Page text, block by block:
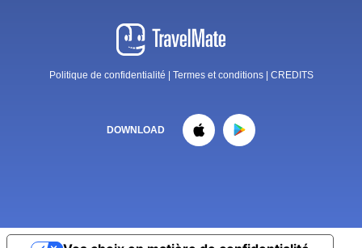
Politique de confidentialité Termes et conditions CREDITS
DOWNLOAD